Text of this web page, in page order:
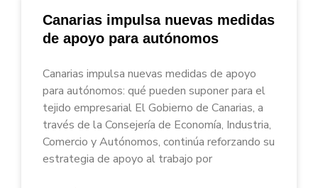
Canarias impulsa nuevas medidas
de apoyo para autónomos
Canarias impulsa nuevas medidas de apoyo
para autónomos: qué pueden suponer para el
tejido empresarial El Gobierno de Canarias, a
través de la Consejería de Economía, Industria,
Comercio y Autónomos, continúa reforzando su
estrategia de apoyo al trabajo por